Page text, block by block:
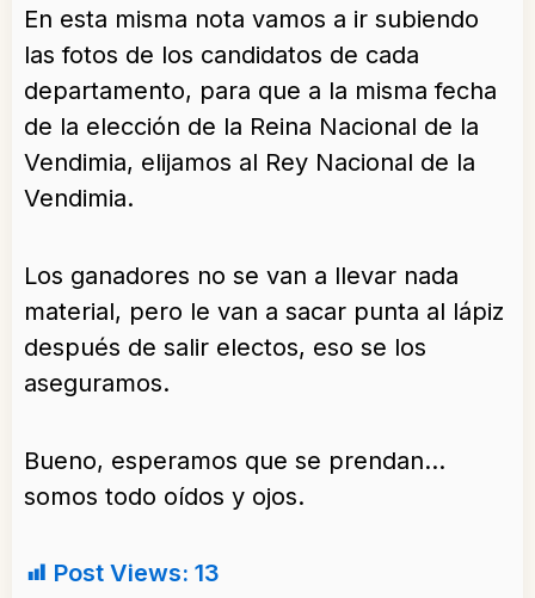
En esta misma nota vamos a ir subiendo
las fotos de los candidatos de cada
departamento, para que a la misma fecha
de la elección de la Reina Nacional de la
Vendimia, elijamos al Rey Nacional de la
Vendimia.
Los ganadores no se van a llevar nada
material, pero le van a sacar punta al lápiz
después de salir electos, eso se los
aseguramos.
Bueno, esperamos que se prendan…
somos todo oídos y ojos.
Post Views: 13